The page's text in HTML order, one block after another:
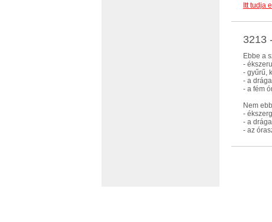
Itt tudja
3213
Ebbe a
-
- gyűrű,
- a
- a fém
Nem
-
- a
- az